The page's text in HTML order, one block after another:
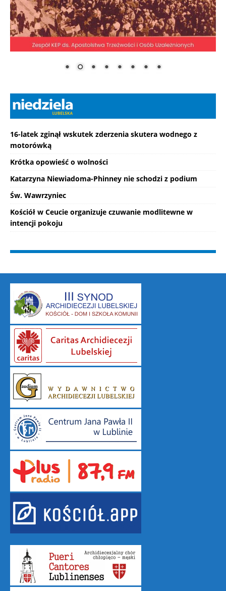
16-latek zginął wskutek zderzenia skutera wodnego z
motorówką
Krótka opowieść o wolności
Katarzyna Niewiadoma-Phinney nie schodzi z podium
Św. Wawrzyniec
Kościół w Ceucie organizuje czuwanie modlitewne w
intencji pokoju